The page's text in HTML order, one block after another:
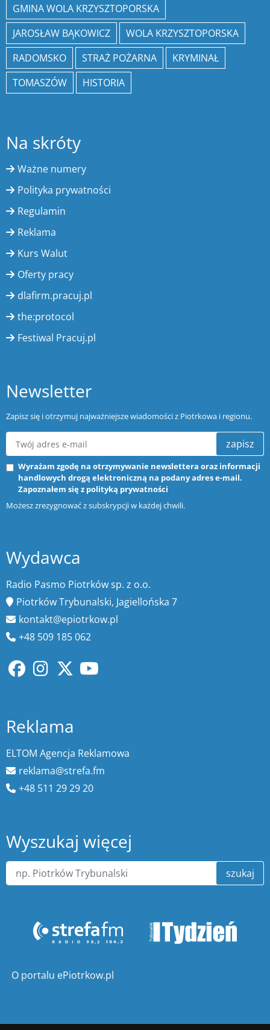
GMINA WOLA KRZYSZTOPORSKA
JAROSŁAW BĄKOWICZ
WOLA KRZYSZTOPORSKA
RADOMSKO
STRAŻ POŻARNA
KRYMINAŁ
TOMASZÓW
HISTORIA
Na skróty
Ważne numery
Polityka prywatności
Regulamin
Reklama
Kurs Walut
Oferty pracy
dlafirm.pracuj.pl
the:protocol
Festiwal Pracuj.pl
Newsletter
Zapisz się i otrzymuj najważniejsze wiadomości z Piotrkowa i regionu.
zapisz
Wyrażam zgodę na otrzymywanie newslettera oraz informacji
handlowych drogą elektroniczną na podany adres e-mail.
Zapoznałem się z polityką prywatności
Możesz zrezygnować z subskrypcji w każdej chwili.
Wydawca
Radio Pasmo Piotrków sp. z o.o.
Piotrków Trybunalski, Jagiellońska 7
kontakt@epiotrkow.pl
+48 509 185 062
Reklama
ELTOM Agencja Reklamowa
reklama@strefa.fm
+48 511 29 29 20
Wyszukaj więcej
szukaj
O portalu ePiotrkow.pl